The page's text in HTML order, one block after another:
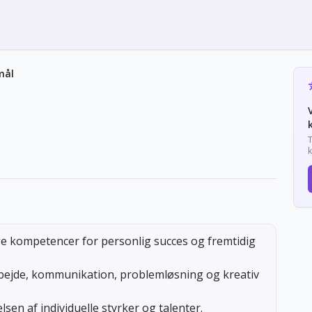
kompetencer for personlig succes og fremtidig
kommunikation, problemløsning og kreativ
af individuelle styrker og talenter.